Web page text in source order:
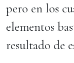
pero en los
elementos
resultado de